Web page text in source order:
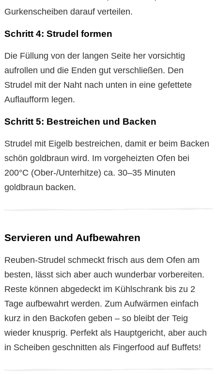
Gurkenscheiben darauf verteilen.
Schritt 4: Strudel formen
Die Füllung von der langen Seite her vorsichtig
aufrollen und die Enden gut verschließen. Den
Strudel mit der Naht nach unten in eine gefettete
Auflaufform legen.
Schritt 5: Bestreichen und Backen
Strudel mit Eigelb bestreichen, damit er beim Backen
schön goldbraun wird. Im vorgeheizten Ofen bei
200°C (Ober-/Unterhitze) ca. 30–35 Minuten
goldbraun backen.
Servieren und Aufbewahren
Reuben-Strudel schmeckt frisch aus dem Ofen am
besten, lässt sich aber auch wunderbar vorbereiten.
Reste können abgedeckt im Kühlschrank bis zu 2
Tage aufbewahrt werden. Zum Aufwärmen einfach
kurz in den Backofen geben – so bleibt der Teig
wieder knusprig. Perfekt als Hauptgericht, aber auch
in Scheiben geschnitten als Fingerfood auf Buffets!